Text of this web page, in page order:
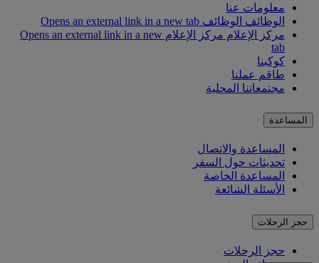
معلومات عنا
الوظائف الوظائف Opens an external link in a new tab
مركز الإعلام
مركز الإعلام Opens an external link in a new
tab
كوكبنا
طاقم عملنا
مجتمعاتنا المحلية
المساعدة
المساعدة والاتصال
تحديثات حول السفر
المساعدة الخاصة
الأسئلة الشائعة
حجز الرحلات
حجز الرحلات